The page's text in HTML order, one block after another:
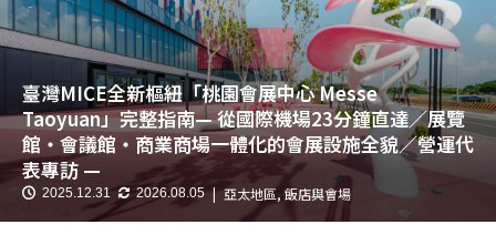
臺灣MICE全新樞紐「桃園會展中心 Messe
Taoyuan」完整指南— 從國際機場23分鐘直達／展覽
館・會議館・商業商場一體化的會展設施全貌／營運代
表專訪 —
2025.12.31 2026.08.05 亞太地區, 飯店與會場